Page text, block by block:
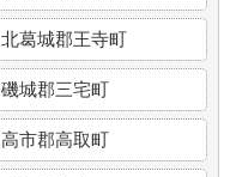
北葛城郡王寺町
磯城郡三宅町
高市郡高取町